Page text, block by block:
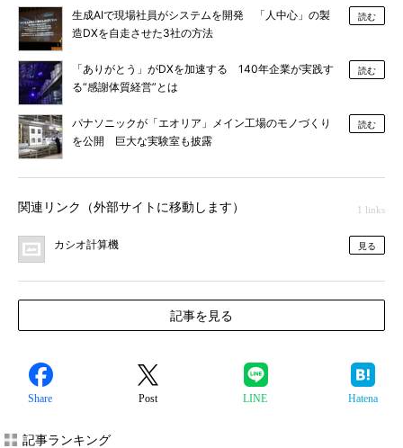
生成AIで現場社員がシステムを開発 「人中心」の製
造DXを自走させた3社の方法
読む
「ありがとう」がDXを加速する 140年企業が実践す
る“感謝体質経営”とは
読む
パナソニックが「エオリア」メイン工場のモノづくり
を公開 巨大な実験室も披露
読む
関連リンク（外部サイトに移動します） 1 links
カシオ計算機 見る
記事を見る
Share Post LINE Hatena
記事ランキング